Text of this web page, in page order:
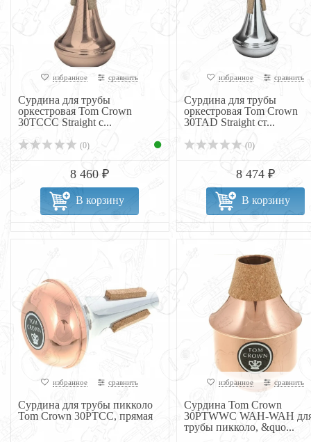
избранное сравнить
Сурдина для трубы
оркестровая Tom Crown
30TCCC Straight с...
(0)
8 460 ₽
В корзину
избранное сравнить
Сурдина для трубы
оркестровая Tom Crown
30TAD Straight ст...
(0)
8 474 ₽
В корзину
избранное сравнить
Сурдина для трубы пикколо
Tom Crown 30PTCC, прямая
избранное сравнить
Сурдина Tom Crown
30PTWWC WAH-WAH
трубы пикколо, &quo...